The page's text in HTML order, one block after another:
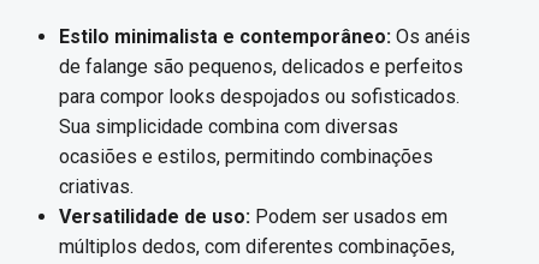
Estilo minimalista e contemporâneo: Os anéis
de falange são pequenos, delicados e perfeitos
para compor looks despojados ou sofisticados.
Sua simplicidade combina com diversas
ocasiões e estilos, permitindo combinações
criativas.
Versatilidade de uso: Podem ser usados em
múltiplos dedos, com diferentes combinações,